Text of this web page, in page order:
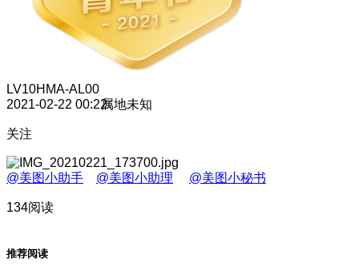
LV10HMA-AL00
2021-02-22 00:22属地未知
关注
@美图小助手 @美图小助理 @美图小秘书
134阅读
推荐阅读